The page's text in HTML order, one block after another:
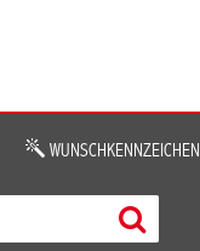
WUNSCHKENNZEICHEN